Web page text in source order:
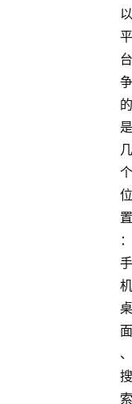
以
平
台
争
的
是
几
个
位
置
：
手
机
桌
面
、
搜
索